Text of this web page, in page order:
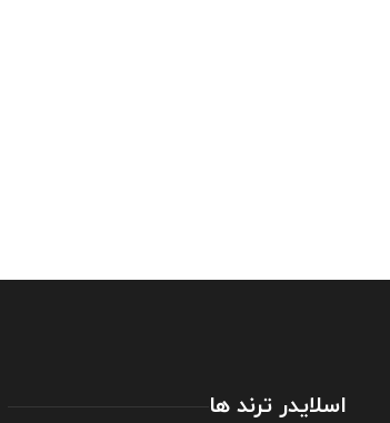
اسلایدر ترند ها